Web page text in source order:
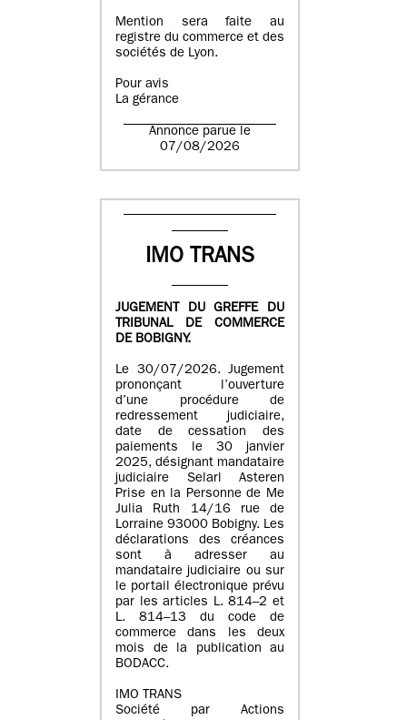
Mention sera faite au
registre du commerce et des
sociétés de Lyon.
Pour avis
La gérance
Annonce parue le
07/08/2026
IMO TRANS
JUGEMENT DU GREFFE DU
TRIBUNAL DE COMMERCE
DE BOBIGNY.
Le 30/07/2026. Jugement
prononçant l’ouverture
d’une procédure de
redressement judiciaire,
date de cessation des
paiements le 30 janvier
2025, désignant mandataire
judiciaire Selarl Asteren
Prise en la Personne de Me
Julia Ruth 14/16 rue de
Lorraine 93000 Bobigny. Les
déclarations des créances
sont à adresser au
mandataire judiciaire ou sur
le portail électronique prévu
par les articles L. 814–2 et
L. 814–13 du code de
commerce dans les deux
mois de la publication au
BODACC.
IMO TRANS
Société par Actions